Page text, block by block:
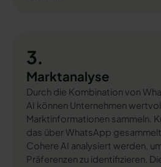
3.
Marktanalyse
Durch die Kombination von
AI können Unternehmen
Marktinformationen sammeln.
das über WhatsApp
Cohere AI analysiert werden,
Präferenzen zu identifizieren.